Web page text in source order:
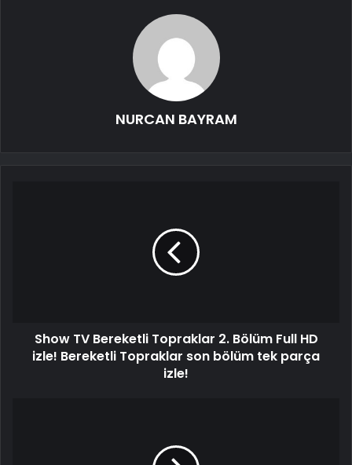
NURCAN BAYRAM
Show TV Bereketli Topraklar 2. Bölüm Full HD
izle! Bereketli Topraklar son bölüm tek parça
izle!